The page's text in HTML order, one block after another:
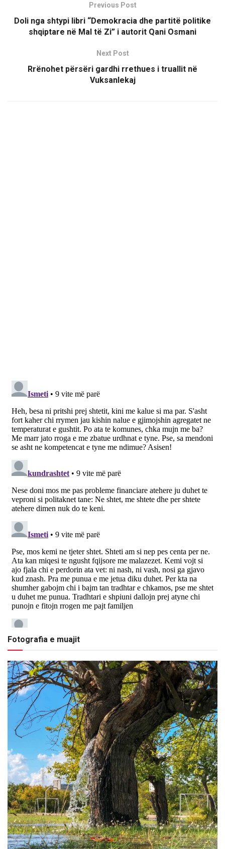
Previous Post
Doli nga shtypi libri “Demokracia dhe partitë politike
shqiptare në Mal të Zi” i autorit Qani Osmani
Next Post
Rrënohet përsëri gardhi rrethues i truallit në
Vuksanlekaj
Fotografia e muajit